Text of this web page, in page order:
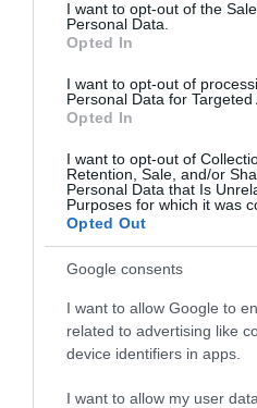
I want to opt-out of the
Personal Data.
Opted In
I want to opt-out of
Personal Data for Targeted
Opted In
I want to opt-out of
Retention, Sale, and/or
Personal Data that Is
Purposes for which it was
Opted Out
Google consents
I want to allow Google to
related to advertising like
device identifiers in apps.
I want to allow my user
Δημοσιογραφίας
ενημέρωσης και
Διαθέτει
σε πραγματικό
ΠΡΟΒΟΛΗ
Διαβάστε όλες τις
Ελλάδα και τον Κόσμο